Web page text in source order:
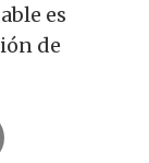
es
de